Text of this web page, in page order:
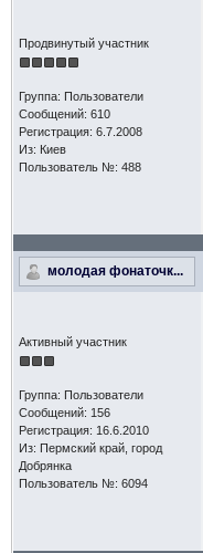
Продвинутый участник
Группа: Пользователи
Сообщений: 610
Регистрация: 6.7.2008
Из: Киев
Пользователь №: 488
молодая фонаточк...
Активный участник
Группа: Пользователи
Сообщений: 156
Регистрация: 16.6.2010
Из: Пермский край, город
Добрянка
Пользователь №: 6094